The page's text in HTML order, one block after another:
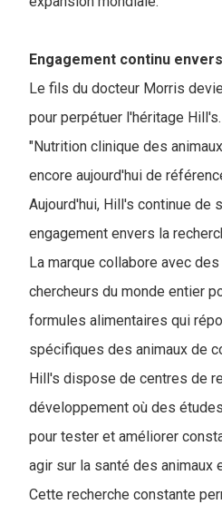
Engagement continu
Le fils du docteur Morris
pour perpétuer l'héritage
"Nutrition clinique des
encore aujourd'hui de
Aujourd'hui, Hill's continue de
engagement envers la
La marque collabore avec
chercheurs du monde entier
formules alimentaires qui
spécifiques des animaux de
Hill's dispose de centres de
développement où des
pour tester et améliorer
agir sur la santé des animaux
Cette recherche constante